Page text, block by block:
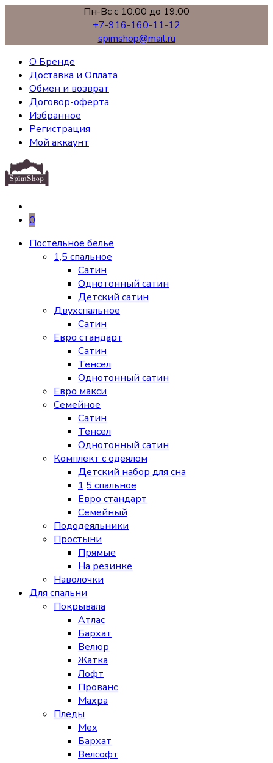
Пн-Вс с 10:00 до 19:00
+7-916-160-11-12
spimshop@mail.ru
О Бренде
Доставка и Оплата
Обмен и возврат
Договор-оферта
Избранное
Регистрация
Мой аккаунт
0
Постельное белье
1,5 спальное
Сатин
Однотонный сатин
Детский сатин
Двухспальное
Сатин
Евро стандарт
Сатин
Тенсел
Однотонный сатин
Евро макси
Семейное
Сатин
Тенсел
Однотонный сатин
Комплект с одеялом
Детский набор для сна
1,5 спальное
Евро стандарт
Семейный
Пододеяльники
Простыни
Прямые
На резинке
Наволочки
Для спальни
Покрывала
Атлас
Бархат
Велюр
Жатка
Лофт
Прованс
Махра
Пледы
Мех
Бархат
Велсофт